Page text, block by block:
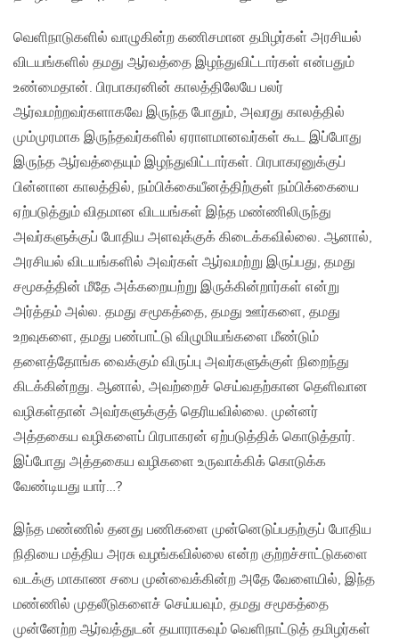
வெளிநாடுகளில் வாழுகின்ற கணிசமான தமிழர்கள் அரசியல்
விடயங்களில் தமது ஆர்வத்தை இழந்துவிட்டார்கள் என்பதும்
உண்மைதான். பிரபாகரனின் காலத்திலேயே பலர்
ஆர்வமற்றவர்களாகவே இருந்த போதும், அவரது காலத்தில்
மும்முரமாக இருந்தவர்களில் ஏராளமானவர்கள் கூட இப்போது
இருந்த ஆர்வத்தையும் இழந்துவிட்டார்கள். பிரபாகரனுக்குப்
பின்னான காலத்தில், நம்பிக்கையீனத்திற்குள் நம்பிக்கையை
ஏற்படுத்தும் விதமான விடயங்கள் இந்த மண்ணிலிருந்து
அவர்களுக்குப் போதிய அளவுக்குக் கிடைக்கவில்லை. ஆனால்,
அரசியல் விடயங்களில் அவர்கள் ஆர்வமற்று இருப்பது, தமது
சமூகத்தின் மீதே அக்கறையற்று இருக்கின்றார்கள் என்று
அர்த்தம் அல்ல. தமது சமூகத்தை, தமது ஊர்களை, தமது
உறவுகளை, தமது பண்பாட்டு விழுமியங்களை மீண்டும்
தளைத்தோங்க வைக்கும் விருப்பு அவர்களுக்குள் நிறைந்து
கிடக்கின்றது. ஆனால், அவற்றைச் செய்வதற்கான தெளிவான
வழிகள்தான் அவர்களுக்குத் தெரியவில்லை. முன்னர்
அத்தகைய வழிகளைப் பிரபாகரன் ஏற்படுத்திக் கொடுத்தார்.
இப்போது அத்தகைய வழிகளை உருவாக்கிக் கொடுக்க
வேண்டியது யார்…?
இந்த மண்ணில் தனது பணிகளை முன்னெடுப்பதற்குப் போதிய
நிதியை மத்திய அரசு வழங்கவில்லை என்ற குற்றச்சாட்டுகளை
வடக்கு மாகாண சபை முன்வைக்கின்ற அதே வேளையில், இந்த
மண்ணில் முதலீடுகளைச் செய்யவும், தமது சமூகத்தை
முன்னேற்ற ஆர்வத்துடன் தயாராகவும் வெளிநாட்டுத் தமிழர்கள்